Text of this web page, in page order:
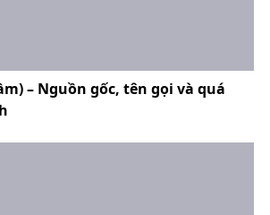
– Nguồn gốc, tên gọi và quá